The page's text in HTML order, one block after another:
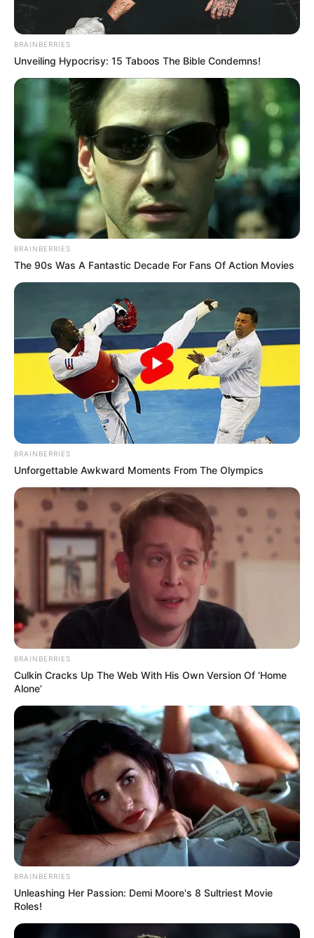
LIHAT ARTIKEL LAINNYA
Natasha Wilona Anya Geraldine
Notnot Willie Salim
Berlliana Lovell
TULIS KOMENTAR
Alamat email Anda tidak akan dipublikasikan. Ruas yang wajib ditandai*
BRAINBERRIES
Unveiling Hypocrisy: 15 Taboos The Bible Condemns!
BRAINBERRIES
The 90s Was A Fantastic Decade For Fans Of Action Movies
BRAINBERRIES
Unforgettable Awkward Moments From The Olympics
BRAINBERRIES
Culkin Cracks Up The Web With His Own Version Of ‘Home
Alone’
BRAINBERRIES
Unleashing Her Passion: Demi Moore's 8 Sultriest Movie
Roles!